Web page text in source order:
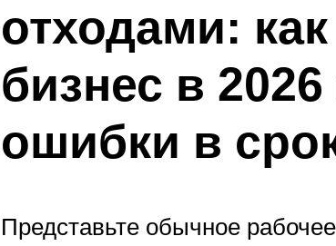
отходами:
бизнес в
ошибки в
Представьте обычное